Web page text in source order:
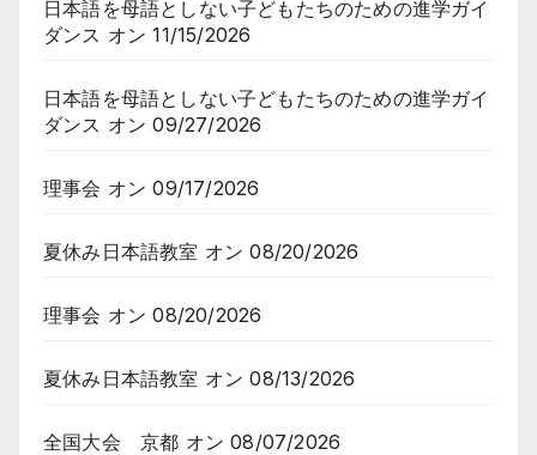
日本語を母語としない子どもたちのための進学ガイ
ダンス オン 11/15/2026
日本語を母語としない子どもたちのための進学ガイ
ダンス オン 09/27/2026
理事会 オン 09/17/2026
夏休み日本語教室 オン 08/20/2026
理事会 オン 08/20/2026
夏休み日本語教室 オン 08/13/2026
全国大会 京都 オン 08/07/2026